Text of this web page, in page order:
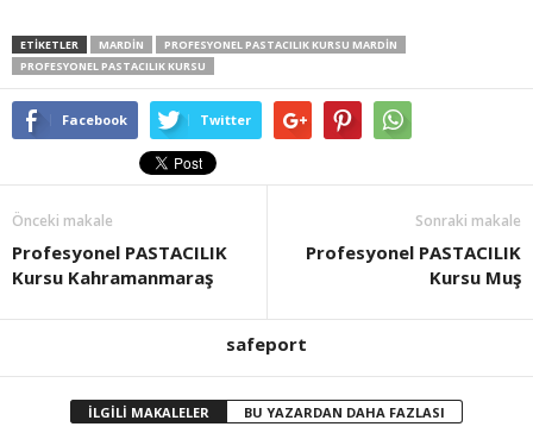
ETİKETLER MARDIN
PROFESYONEL PASTACILIK KURSU MARDIN
PROFESYONEL PASTACILIK KURSU
Facebook Twitter
Önceki makale
Profesyonel PASTACILIK
Kursu Kahramanmaraş
Sonraki makale
Profesyonel PASTACILIK
Kursu Muş
safeport
İLGİLİ MAKALELER BU YAZARDAN DAHA FAZLASI